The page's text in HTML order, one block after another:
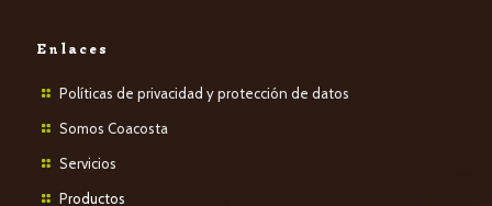
Enlaces
Políticas de privacidad y protección de datos
Somos Coacosta
Servicios
Productos